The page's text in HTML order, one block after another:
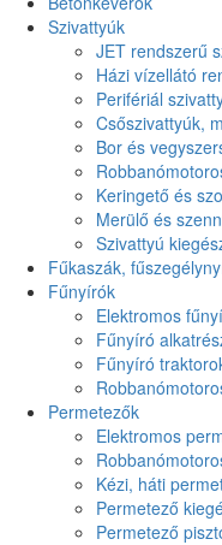
Szivattyúk
JET rendszerű
Házi vízellátó
Perifériál
Csőszivattyúk,
Bor és
Keringető és
Merülő és
Szivattyú
Fűkaszák,
Fűnyírók
Elektromos
Fűnyíró
Fűnyíró
Permetezők
Elektromos
Kézi, háti
Permetező
Permetező